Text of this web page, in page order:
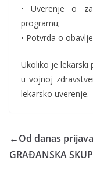
• Uverenje o
programu;
• Potvrda o
Ukoliko je lekarski
u vojnoj
lekarsko uverenje.
←Od danas
GRAĐANSKA